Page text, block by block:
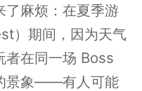
了麻烦：在夏季游
）期间，因为天气
者在同一场 Boss
景象——有人可能